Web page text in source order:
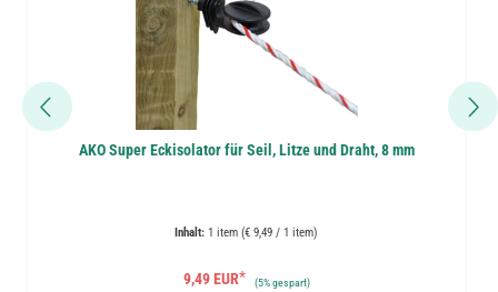
AKO Super Eckisolator für Seil, Litze und Draht, 8 mm
Inhalt: 1 item (€ 9,49 / 1 item)
9,49 EUR* (5%gespart)